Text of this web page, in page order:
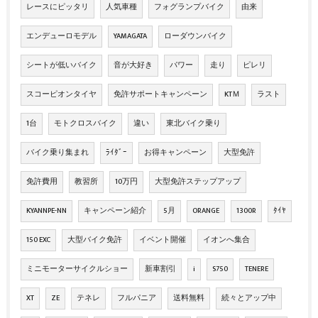
レースにピッタリ 人気車種 フォグランプバイク 由来
エンデューロモデル YAMAGATA ローダウンバイク
シートが低いバイク 音が大好き パワー 走り ピレリ
スコーピオンタイヤ 免許サポートキャンペーン KTＭ ラスト
1台 モトクロスバイク 違い 東北バイク乗り
バイク乗り集まれ ﾗｲﾀﾞｰ お得キャンペーン 大型免許
免許費用 教習所 10万円 大型免許ステップアップ
KYANNPE-NN キャンペーン紹介 5月 ORANGE 1300R ﾀｲﾔ
150 EXC 大型バイク免許 イベント開催 イオンへ集合
ミニモーターサイクルショー 新車割引 i S750 TENERE
XT ZE テネレ フルパニア 送料無料 続々とアップ中